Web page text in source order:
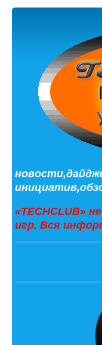
«TECHCLUB»
игр. Вся